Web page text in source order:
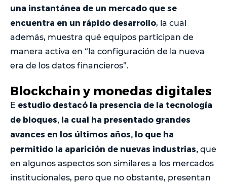
una instantánea de un mercado que se
encuentra en un rápido desarrollo, la cual
además, muestra qué equipos participan de
manera activa en “la configuración de la nueva
era de los datos financieros”.
Blockchain y monedas digitales
E estudio destacó la presencia de la tecnología
de bloques, la cual ha presentado grandes
avances en los últimos años, lo que ha
permitido la aparición de nuevas industrias, que
en algunos aspectos son similares a los mercados
institucionales, pero que no obstante, presentan